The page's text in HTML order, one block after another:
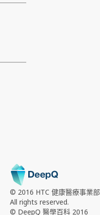
© 2016 HTC 健康醫療事業部
All rights reserved.
© DeepQ 醫學百科 2016